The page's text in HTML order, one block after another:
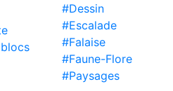
#Dessin
#Escalade
#Falaise
#Faune-Flore
#Paysages